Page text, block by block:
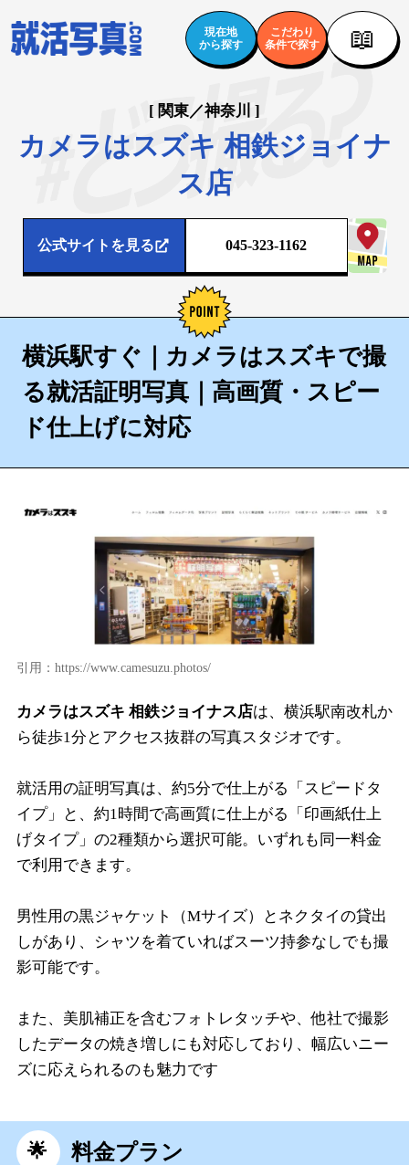
現在地
から探す
こだわり
条件で探す
📖
[ 関東／神奈川 ]
カメラはスズキ 相鉄ジョイナ
ス店
公式サイトを見る 045-323-1162
横浜駅すぐ｜カメラはスズキで撮
る就活証明写真｜高画質・スピー
ド仕上げに対応
引用：https://www.camesuzu.photos/
カメラはスズキ 相鉄ジョイナス店は、横浜駅南改札か
ら徒歩1分とアクセス抜群の写真スタジオです。
就活用の証明写真は、約5分で仕上がる「スピードタ
イプ」と、約1時間で高画質に仕上がる「印画紙仕上
げタイプ」の2種類から選択可能。いずれも同一料金
で利用できます。
男性用の黒ジャケット（Mサイズ）とネクタイの貸出
しがあり、シャツを着ていればスーツ持参なしでも撮
影可能です。
また、美肌補正を含むフォトレタッチや、他社で撮影
したデータの焼き増しにも対応しており、幅広いニー
ズに応えられるのも魅力です
料金プラン